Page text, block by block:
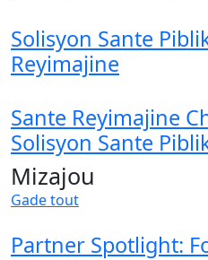
Solisyon Sante
Reyimajine
Sante Reyimajine
Solisyon Sante
Mizajou
Gade tout
Partner Spotlight: